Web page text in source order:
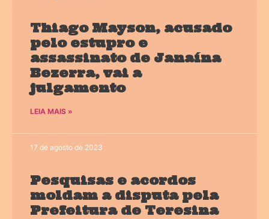
Thiago Mayson, acusado
pelo estupro e
assassinato de Janaína
Bezerra, vai a
julgamento
LEIA MAIS »
17 de agosto de 2023
Pesquisas e acordos
moldam a disputa pela
Prefeitura de Teresina